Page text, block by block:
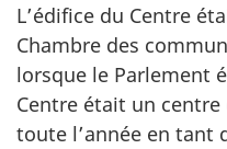
L’édifice du Centre
Chambre des
lorsque le Parlement
Centre était un
toute l’année en tant